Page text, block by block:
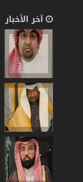
آخر الأخبار